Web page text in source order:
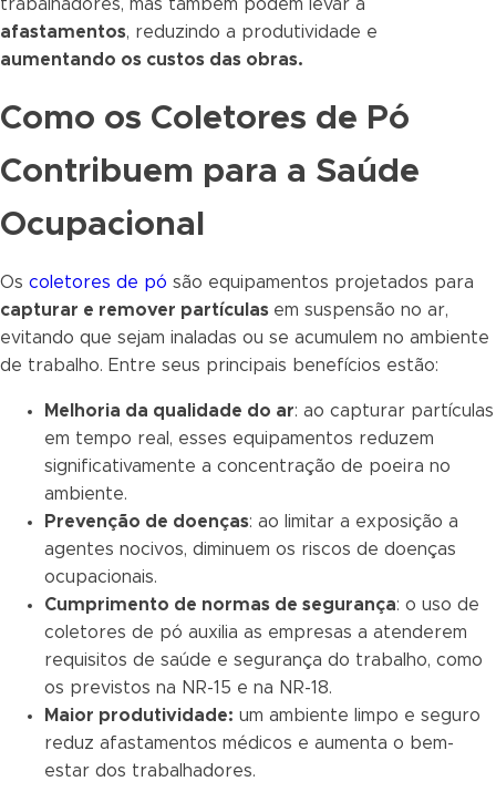
trabalhadores, mas também podem levar a
afastamentos, reduzindo a produtividade e
aumentando os custos das obras.
Como os Coletores de Pó
Contribuem para a Saúde
Ocupacional
Os coletores de pó são equipamentos projetados para
capturar e remover partículas em suspensão no ar,
evitando que sejam inaladas ou se acumulem no ambiente
de trabalho. Entre seus principais benefícios estão:
Melhoria da qualidade do ar: ao capturar partículas
em tempo real, esses equipamentos reduzem
significativamente a concentração de poeira no
ambiente.
Prevenção de doenças: ao limitar a exposição a
agentes nocivos, diminuem os riscos de doenças
ocupacionais.
Cumprimento de normas de segurança: o uso de
coletores de pó auxilia as empresas a atenderem
requisitos de saúde e segurança do trabalho, como
os previstos na NR-15 e na NR-18.
Maior produtividade: um ambiente limpo e seguro
reduz afastamentos médicos e aumenta o bem-
estar dos trabalhadores.